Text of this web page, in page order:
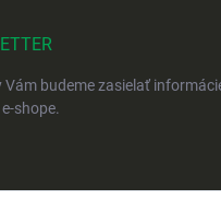
Vám budeme zasielať
shope.